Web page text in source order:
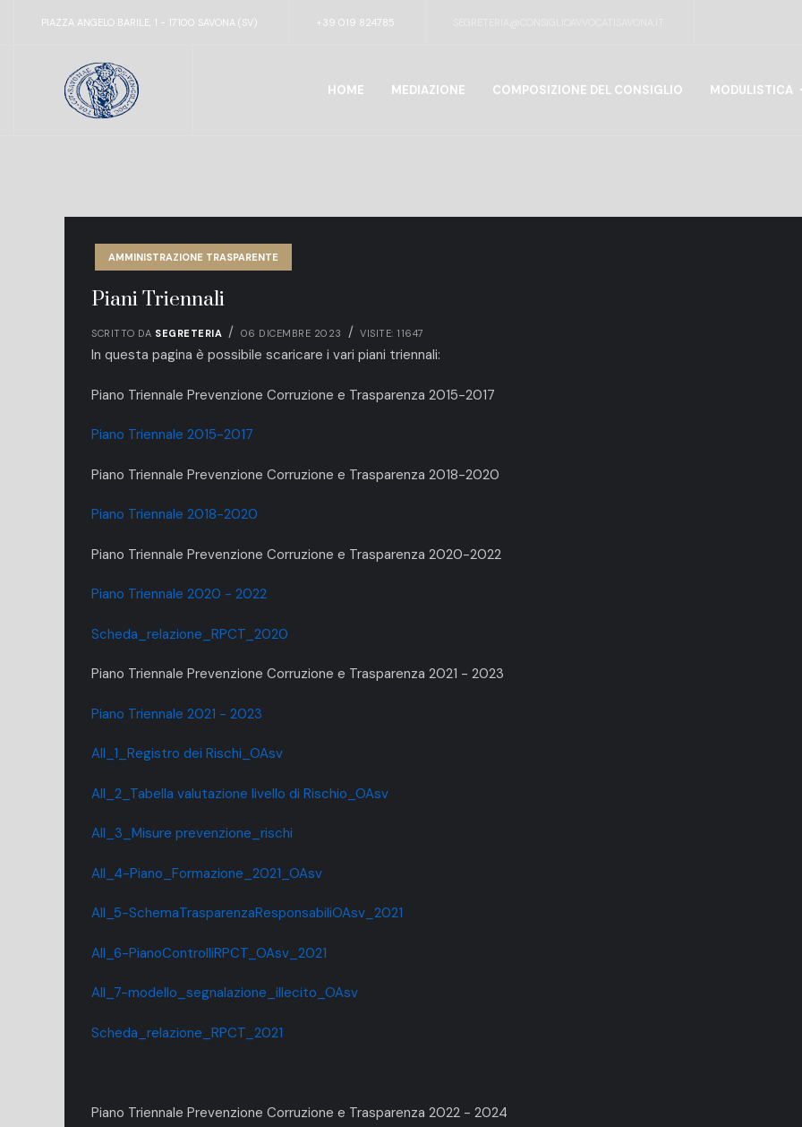
PIAZZA ANGELO BARILE, 1 - 17100 SAVONA (SV) +39 019 824785
HOME MEDIAZIONE COMPOSIZIONE DEL CONSIGLIO MODULISTICA
AMMINISTRAZIONE TRASPARENTE
Piani Triennali
SCRITTO DA SEGRETERIA 06 DICEMBRE 2023 VISITE: 11647
In questa pagina è possibile scaricare i vari piani triennali:
Piano Triennale Prevenzione Corruzione e Trasparenza 2015-2017
Piano Triennale 2015-2017
Piano Triennale Prevenzione Corruzione e Trasparenza 2018-2020
Piano Triennale 2018-2020
Piano Triennale Prevenzione Corruzione e Trasparenza 2020-2022
Piano Triennale 2020 - 2022
Scheda_relazione_RPCT_2020
Piano Triennale Prevenzione Corruzione e Trasparenza 2021 - 2023
Piano Triennale 2021 - 2023
All_1_Registro dei Rischi_OAsv
All_2_Tabella valutazione livello di Rischio_OAsv
All_3_Misure prevenzione_rischi
All_4-Piano_Formazione_2021_OAsv
All_5-SchemaTrasparenzaResponsabiliOAsv_2021
All_6-PianoControlliRPCT_OAsv_2021
All_7-modello_segnalazione_illecito_OAsv
Scheda_relazione_RPCT_2021
Piano Triennale Prevenzione Corruzione e Trasparenza 2022 - 2024